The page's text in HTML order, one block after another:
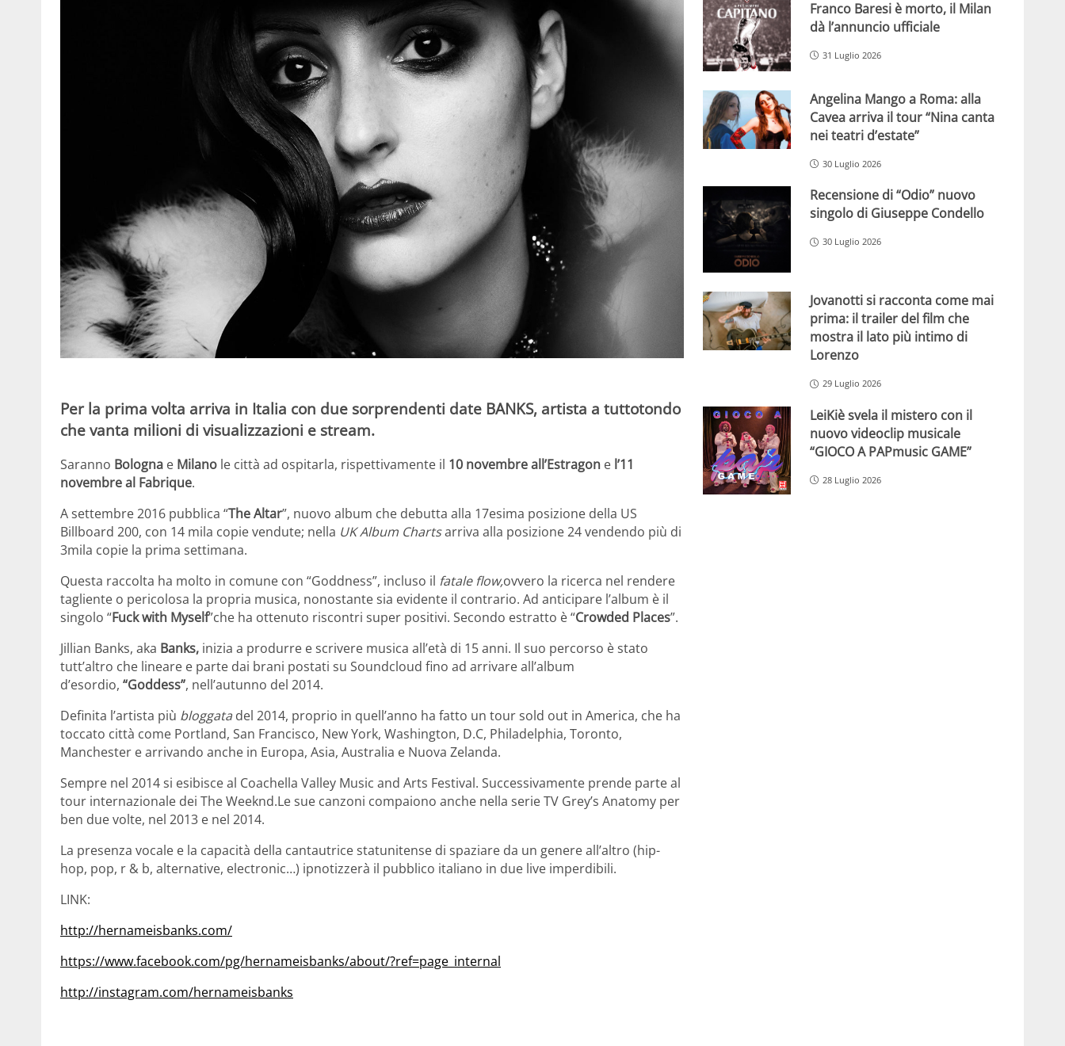
Per la prima volta arriva in Italia con due sorprendenti date BANKS, artista a tuttotondo
che vanta milioni di visualizzazioni e stream.
Saranno Bologna e Milano le città ad ospitarla, rispettivamente il 10 novembre all’Estragon e l’11
novembre al Fabrique.
A settembre 2016 pubblica “The Altar”, nuovo album che debutta alla 17esima posizione della US
Billboard 200, con 14 mila copie vendute; nella UK Album Chartsarriva alla posizione 24 vendendo più di
3mila copie la prima settimana.
Questa raccolta ha molto in comune con “Goddness”, incluso il fatale flow,ovvero la ricerca nel rendere
tagliente o pericolosa la propria musica, nonostante sia evidente il contrario. Ad anticipare l’album è il
singolo “Fuck with Myself”che ha ottenuto riscontri super positivi. Secondo estratto è “Crowded Places”.
Jillian Banks, aka Banks, inizia a produrre e scrivere musica all’età di 15 anni. Il suo percorso è stato
tutt’altro che lineare e parte dai brani postati su Soundcloud fino ad arrivare all’album
d’esordio, “Goddess”, nell’autunno del 2014.
Definita l’artista più bloggata del 2014, proprio in quell’anno ha fatto un tour sold out in America, che ha
toccato città come Portland, San Francisco, New York, Washington, D.C, Philadelphia, Toronto,
Manchester e arrivando anche in Europa, Asia, Australia e Nuova Zelanda.
Sempre nel 2014 si esibisce al Coachella Valley Music and Arts Festival. Successivamente prende parte al
tour internazionale dei The Weeknd.Le sue canzoni compaiono anche nella serie TV Grey’s Anatomy per
ben due volte, nel 2013 e nel 2014.
La presenza vocale e la capacità della cantautrice statunitense di spaziare da un genere all’altro (hip-
hop, pop, r & b, alternative, electronic…) ipnotizzerà il pubblico italiano in due live imperdibili.
LINK:
http://hernameisbanks.com/
https://www.facebook.com/pg/hernameisbanks/about/?ref=page_internal
http://instagram.com/hernameisbanks
Franco Baresi è morto, il Milan
dà l’annuncio ufficiale
31 Luglio 2026
Angelina Mango a Roma: alla
Cavea arriva il tour “Nina canta
nei teatri d’estate”
30 Luglio 2026
Recensione di “Odio” nuovo
singolo di Giuseppe Condello
30 Luglio 2026
Jovanotti si racconta come mai
prima: il trailer del film che
mostra il lato più intimo di
Lorenzo
29 Luglio 2026
LeiKiè svela il mistero con il
nuovo videoclip musicale
“GIOCO A PAPmusic GAME”
28 Luglio 2026